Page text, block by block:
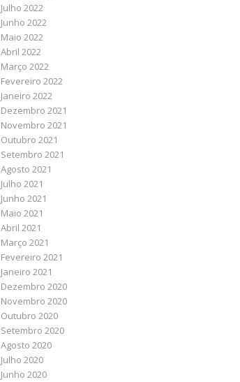
Julho 2022
Junho 2022
Maio 2022
Abril 2022
Março 2022
Fevereiro 2022
Janeiro 2022
Dezembro 2021
Novembro 2021
Outubro 2021
Setembro 2021
Agosto 2021
Julho 2021
Junho 2021
Maio 2021
Abril 2021
Março 2021
Fevereiro 2021
Janeiro 2021
Dezembro 2020
Novembro 2020
Outubro 2020
Setembro 2020
Agosto 2020
Julho 2020
Junho 2020